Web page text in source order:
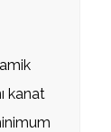
kanat